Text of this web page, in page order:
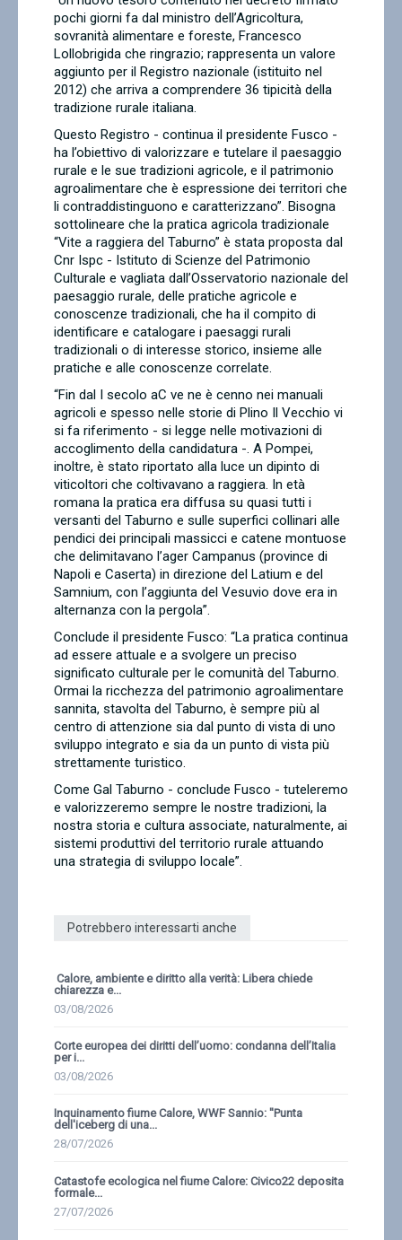
pochi giorni fa dal ministro dell’Agricoltura,
sovranità alimentare e foreste, Francesco
Lollobrigida che ringrazio; rappresenta un valore
aggiunto per il Registro nazionale (istituito nel
2012) che arriva a comprendere 36 tipicità della
tradizione rurale italiana.
Questo Registro - continua il presidente Fusco -
ha l’obiettivo di valorizzare e tutelare il paesaggio
rurale e le sue tradizioni agricole, e il patrimonio
agroalimentare che è espressione dei territori che
li contraddistinguono e caratterizzano”. Bisogna
sottolineare che la pratica agricola tradizionale
“Vite a raggiera del Taburno” è stata proposta dal
Cnr Ispc - Istituto di Scienze del Patrimonio
Culturale e vagliata dall’Osservatorio nazionale del
paesaggio rurale, delle pratiche agricole e
conoscenze tradizionali, che ha il compito di
identificare e catalogare i paesaggi rurali
tradizionali o di interesse storico, insieme alle
pratiche e alle conoscenze correlate.
“Fin dal I secolo aC ve ne è cenno nei manuali
agricoli e spesso nelle storie di Plino Il Vecchio vi
si fa riferimento - si legge nelle motivazioni di
accoglimento della candidatura -. A Pompei,
inoltre, è stato riportato alla luce un dipinto di
viticoltori che coltivavano a raggiera. In età
romana la pratica era diffusa su quasi tutti i
versanti del Taburno e sulle superfici collinari alle
pendici dei principali massicci e catene montuose
che delimitavano l’ager Campanus (province di
Napoli e Caserta) in direzione del Latium e del
Samnium, con l’aggiunta del Vesuvio dove era in
alternanza con la pergola”.
Conclude il presidente Fusco: “La pratica continua
ad essere attuale e a svolgere un preciso
significato culturale per le comunità del Taburno.
Ormai la ricchezza del patrimonio agroalimentare
sannita, stavolta del Taburno, è sempre più al
centro di attenzione sia dal punto di vista di uno
sviluppo integrato e sia da un punto di vista più
strettamente turistico.
Come Gal Taburno - conclude Fusco - tuteleremo
e valorizzeremo sempre le nostre tradizioni, la
nostra storia e cultura associate, naturalmente, ai
sistemi produttivi del territorio rurale attuando
una strategia di sviluppo locale”.
Potrebbero interessarti anche
Calore, ambiente e diritto alla verità: Libera chiede
chiarezza e...
03/08/2026
Corte europea dei diritti dell’uomo: condanna dell’Italia
per i...
03/08/2026
Inquinamento fiume Calore, WWF Sannio: ''Punta
dell'iceberg di una...
28/07/2026
Catastofe ecologica nel fiume Calore: Civico22 deposita
formale...
27/07/2026